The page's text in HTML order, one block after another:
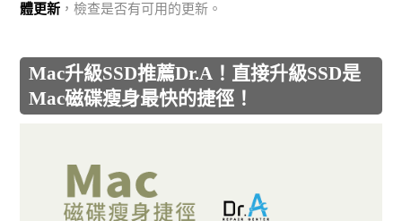
體更新 ，檢查是否有可用的更新。
Mac升級SSD推薦Dr.A！直接升級SSD是
Mac磁碟瘦身最快的捷徑！